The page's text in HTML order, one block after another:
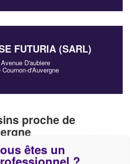
FUTURIA (SARL)
D'aubiere
Cournon-d'Auvergne
proche de
êtes un